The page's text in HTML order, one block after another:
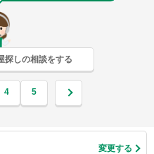
探しの相談をする
4 5
変更する